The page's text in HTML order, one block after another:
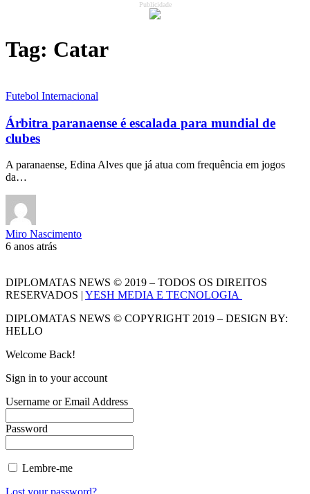
Publicidade
Tag: Catar
Futebol Internacional
Árbitra paranaense é escalada para mundial de
clubes
A paranaense, Edina Alves que já atua com frequência em jogos
da…
Miro Nascimento
6 anos atrás
DIPLOMATAS NEWS © 2019 – TODOS OS DIREITOS
RESERVADOS | YESH MEDIA E TECNOLOGIA
DIPLOMATAS NEWS © COPYRIGHT 2019 – DESIGN BY:
HELLO
Welcome Back!
Sign in to your account
Username or Email Address
Password
Lembre-me